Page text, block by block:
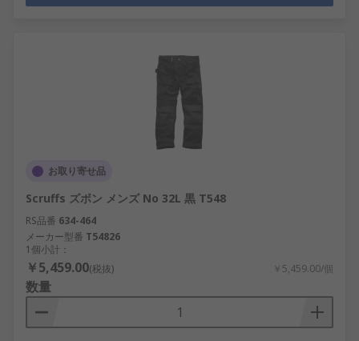
お取り寄せ品
Scruffs ズボン メンズ No 32L 黒 T548
RS品番 634-464
メーカー型番 T54826
1個小計：
￥5,459.00(税抜) ￥5,459.00/個
数量